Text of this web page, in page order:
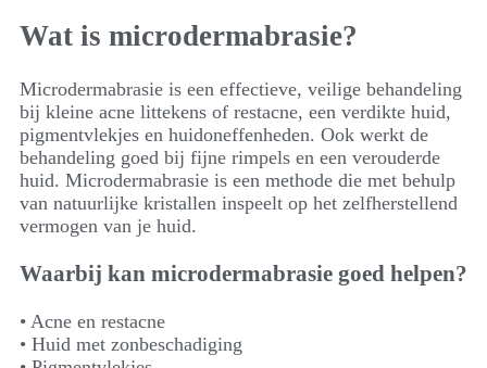
Wat is microdermabrasie?
Microdermabrasie is een effectieve, veilige behandeling
bij kleine acne littekens of restacne, een verdikte huid,
pigmentvlekjes en huidoneffenheden. Ook werkt de
behandeling goed bij fijne rimpels en een verouderde
huid. Microdermabrasie is een methode die met behulp
van natuurlijke kristallen inspeelt op het zelfherstellend
vermogen van je huid.
Waarbij kan microdermabrasie goed helpen?
• Acne en restacne
• Huid met zonbeschadiging